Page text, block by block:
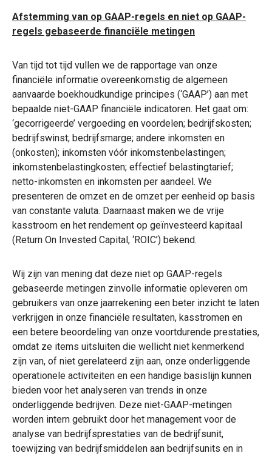
Afstemming van op GAAP-regels en niet op GAAP-
regels gebaseerde financiële metingen
Van tijd tot tijd vullen we de rapportage van onze
financiële informatie overeenkomstig de algemeen
aanvaarde boekhoudkundige principes (‘GAAP’) aan met
bepaalde niet-GAAP financiële indicatoren. Het gaat om:
‘gecorrigeerde’ vergoeding en voordelen; bedrijfskosten;
bedrijfswinst; bedrijfsmarge; andere inkomsten en
(onkosten); inkomsten vóór inkomstenbelastingen;
inkomstenbelastingkosten; effectief belastingtarief;
netto-inkomsten en inkomsten per aandeel. We
presenteren de omzet en de omzet per eenheid op basis
van constante valuta. Daarnaast maken we de vrije
kasstroom en het rendement op geïnvesteerd kapitaal
(Return On Invested Capital, ‘ROIC’) bekend.
Wij zijn van mening dat deze niet op GAAP-regels
gebaseerde metingen zinvolle informatie opleveren om
gebruikers van onze jaarrekening een beter inzicht te laten
verkrijgen in onze financiële resultaten, kasstromen en
een betere beoordeling van onze voortdurende prestaties,
omdat ze items uitsluiten die wellicht niet kenmerkend
zijn van, of niet gerelateerd zijn aan, onze onderliggende
operationele activiteiten en een handige basislijn kunnen
bieden voor het analyseren van trends in onze
onderliggende bedrijven. Deze niet-GAAP-metingen
worden intern gebruikt door het management voor de
analyse van bedrijfsprestaties van de bedrijfsunit,
toewijzing van bedrijfsmiddelen aan bedrijfsunits en in